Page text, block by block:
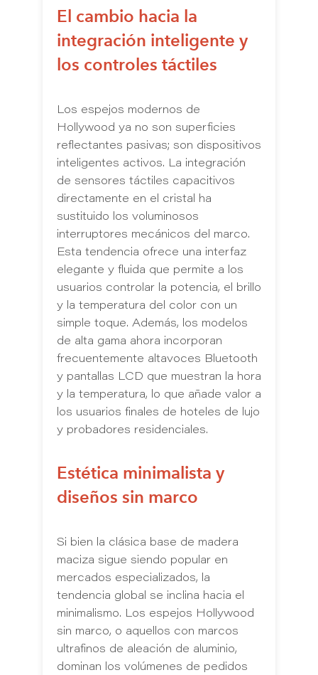
El cambio hacia la
integración inteligente y
los controles táctiles
Los espejos modernos de
Hollywood ya no son superficies
reflectantes pasivas; son dispositivos
inteligentes activos. La integración
de sensores táctiles capacitivos
directamente en el cristal ha
sustituido los voluminosos
interruptores mecánicos del marco.
Esta tendencia ofrece una interfaz
elegante y fluida que permite a los
usuarios controlar la potencia, el brillo
y la temperatura del color con un
simple toque. Además, los modelos
de alta gama ahora incorporan
frecuentemente altavoces Bluetooth
y pantallas LCD que muestran la hora
y la temperatura, lo que añade valor a
los usuarios finales de hoteles de lujo
y probadores residenciales.
Estética minimalista y
diseños sin marco
Si bien la clásica base de madera
maciza sigue siendo popular en
mercados especializados, la
tendencia global se inclina hacia el
minimalismo. Los espejos Hollywood
sin marco, o aquellos con marcos
ultrafinos de aleación de aluminio,
dominan los volúmenes de pedidos